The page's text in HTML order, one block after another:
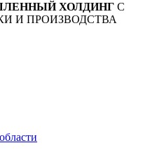
ХОЛДИНГ С
И ПРОИЗВОДСТВА